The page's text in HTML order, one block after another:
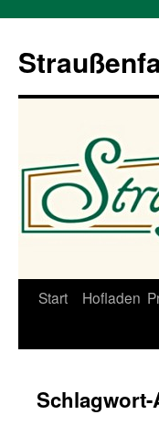
Zum
Start Hofladen